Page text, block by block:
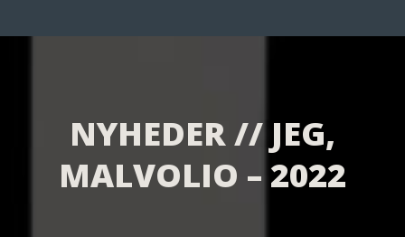
NYHEDER // JEG,
MALVOLIO – 2022